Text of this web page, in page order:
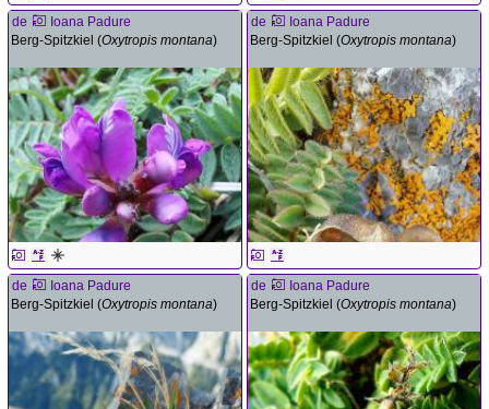
de
Ioana Padure
Berg-Spitzkiel (Oxytropis montana)
de
Ioana Padure
Berg-Spitzkiel (Oxytropis montana)
de
Ioana Padure
Berg-Spitzkiel (Oxytropis montana)
de
Ioana Padure
Berg-Spitzkiel (Oxytropis montana)